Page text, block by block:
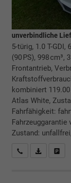
unverbindliche
5-türig, 1.0 T-GDI,
(90 PS), 998 cm³,
Frontantrieb,
kombiniert 119.00
Atlas White,
Fahrfähigkeit:
Fahrzeuggarantie
Zustand:
Rückrufbitte
PDF-